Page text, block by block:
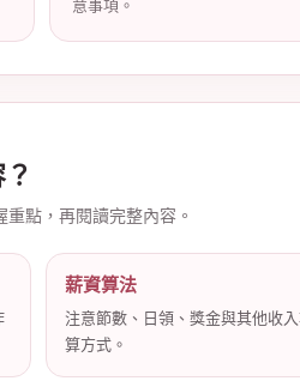
意事項。
點，再閱讀完整內容。
薪資算法
注意節數、日領、獎金與其他收
算方式。